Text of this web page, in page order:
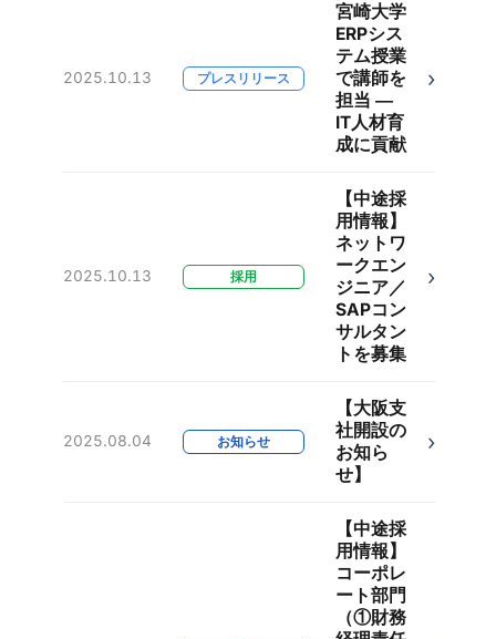
2025.10.13 プレスリリース
宮崎大学
ERPシス
テム授業
で講師を
担当 ―
IT人材育
成に貢献
›
2025.10.13 採用
【中途採
用情報】
ネットワ
ークエン
ジニア／
SAPコン
サルタン
トを募集
›
2025.08.04 お知らせ
【大阪支
社開設の
お知ら
せ】
›
【中途採
用情報】
コーポレ
ート部門
（①財務